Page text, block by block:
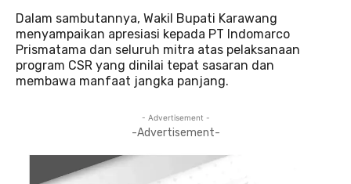
Dalam sambutannya, Wakil Bupati Karawang
menyampaikan apresiasi kepada PT Indomarco
Prismatama dan seluruh mitra atas pelaksanaan
program CSR yang dinilai tepat sasaran dan
membawa manfaat jangka panjang.
- Advertisement -
-Advertisement-